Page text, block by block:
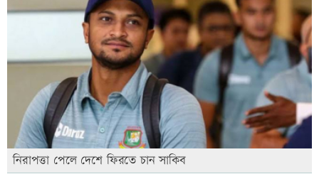
নিরাপত্তা পেলে দেশে ফিরতে চান সাকিব